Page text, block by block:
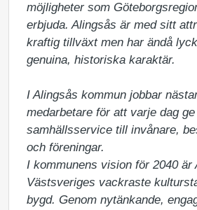
möjligheter som
erbjuda. Alingsås är med sitt
kraftig tillväxt men har ändå
genuina, historiska karaktär.
I Alingsås kommun jobbar
medarbetare för att varje dag
samhällsservice till invånare,
och föreningar.
I kommunens vision för 2040 är
Västsveriges vackraste
bygd. Genom nytänkande,